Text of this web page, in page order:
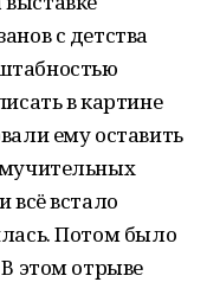
с детства
в картине
ему оставить
всё встало
Потом было
этом отрыве